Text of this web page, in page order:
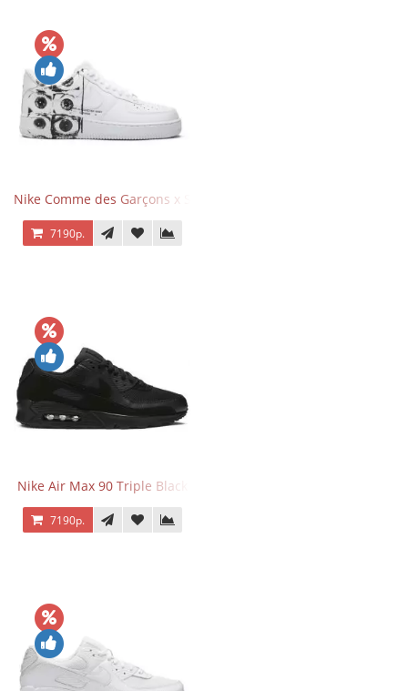
Nike Comme des Garçons x Supreme x Air Force 1 Low Eyes
7190р.
Nike Air Max 90 Triple Black
7190р.